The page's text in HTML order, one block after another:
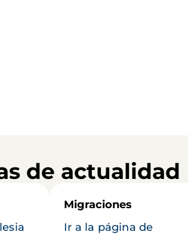
de actualidad
Migraciones
Ir a la página de